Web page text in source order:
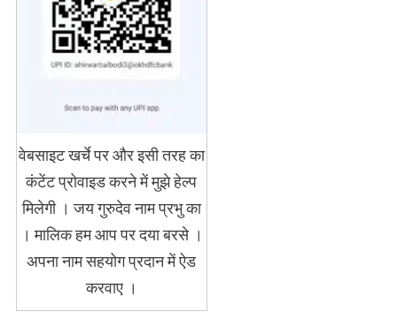
वेबसाइट खर्चे पर और इसी तरह का
कंटेंट प्रोवाइड करने में मुझे हेल्प
मिलेगी । जय गुरुदेव नाम प्रभु का
। मालिक हम आप पर दया बरसे ।
अपना नाम सहयोग प्रदान में ऐड
करवाए ।